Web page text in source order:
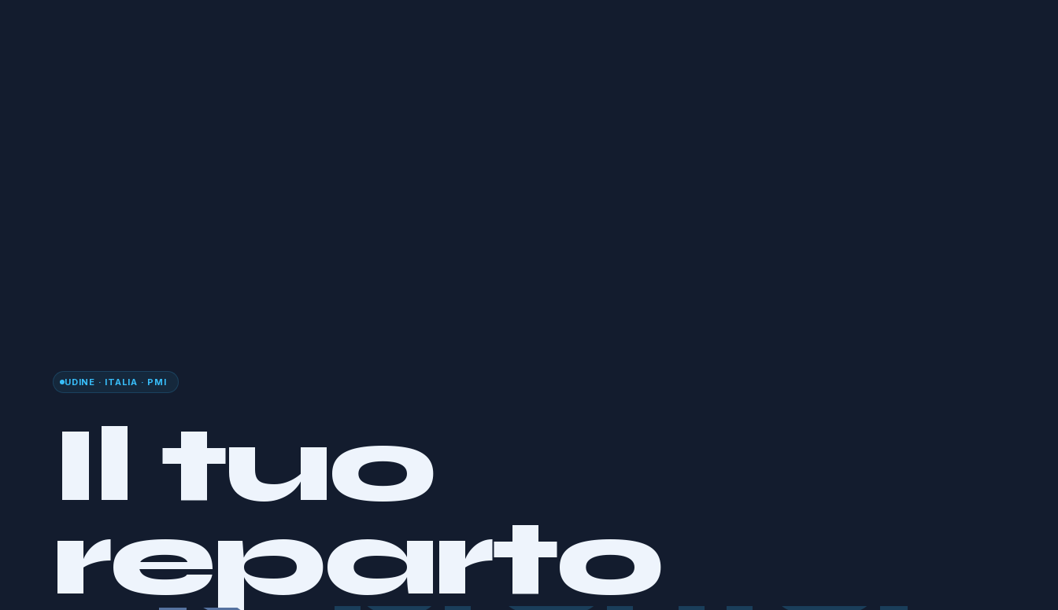
UDINE · ITALIA · PMI
Il tuo
reparto